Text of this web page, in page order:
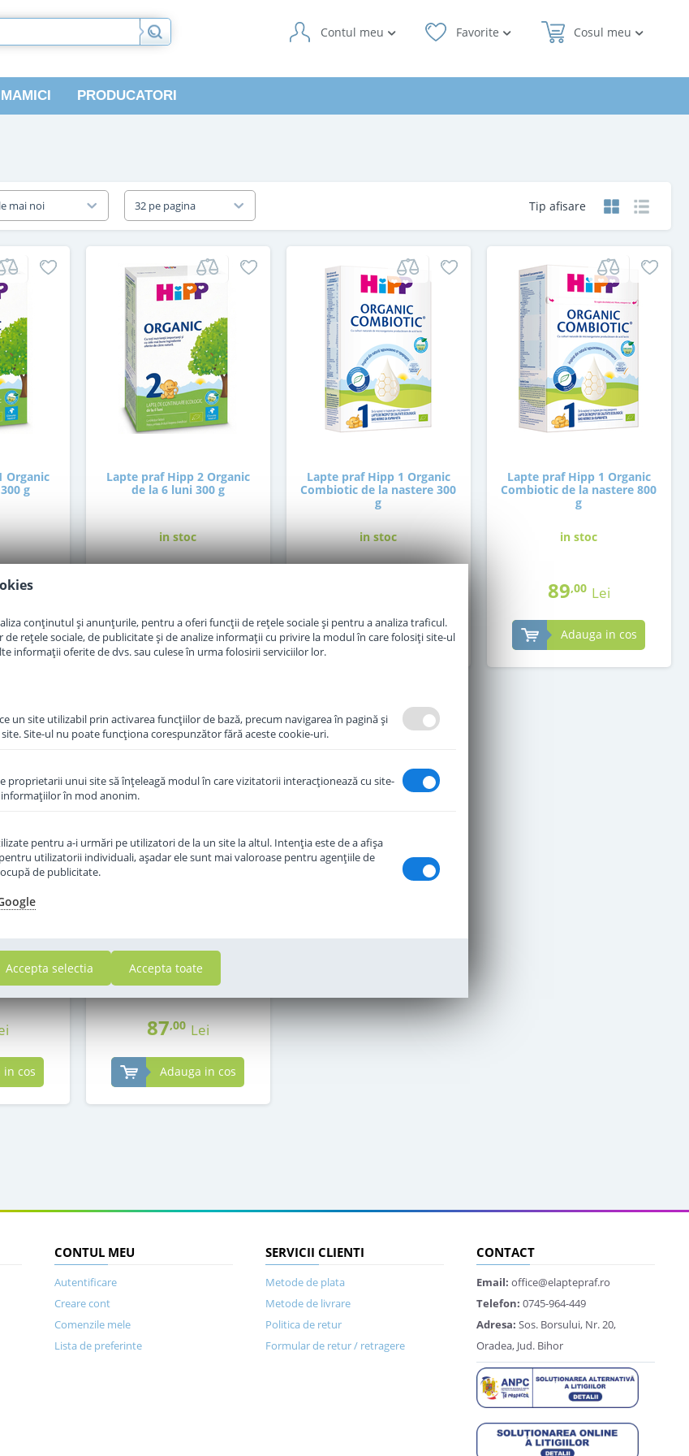
Cosul meu
Favorite
Contul meu
PRODUCATORI
Tip afisare
mai noi 32 pe pagina
Organic
g
in cos
Lapte praf Hipp 2 Organic
de la 6 luni 300 g
in stoc
Adauga in cos
Lapte praf Hipp 1 Organic
Combiotic de la nastere 300
g
in stoc
Adauga in cos
Lapte praf Hipp 1 Organic
Combiotic de la nastere 800
g
in stoc
89,00 Lei
Adauga in cos
in cos
in stoc
87,00 Lei
Adauga in cos
CONTUL MEU
Autentificare
Creare cont
Comenzile mele
Lista de preferinte
SERVICII CLIENTI
Metode de plata
Metode de livrare
Politica de retur
Formular de retur / retragere
CONTACT
Email: office@elaptepraf.ro
Telefon: 0745-964-449
Adresa: Sos. Borsului, Nr. 20,
Oradea, Jud. Bihor
conținutul și anunțurile, pentru a oferi funcții de rețele sociale și pentru a analiza traficul.
de rețele sociale, de publicitate și de analize informații cu privire la modul în care folosiți site-ul
informații oferite de dvs. sau culese în urma folosirii serviciilor lor.
un site utilizabil prin activarea funcţiilor de bază, precum navigarea în pagină şi
Site-ul nu poate funcţiona corespunzător fără aceste cookie-uri.
proprietarii unui site să înţeleagă modul în care vizitatorii interacţionează cu site-
în mod anonim.
pentru a-i urmări pe utilizatori de la un site la altul. Intenţia este de a afişa
utilizatorii individuali, aşadar ele sunt mai valoroase pentru agenţiile de
de publicitate.
Accepta selectia Accepta toate